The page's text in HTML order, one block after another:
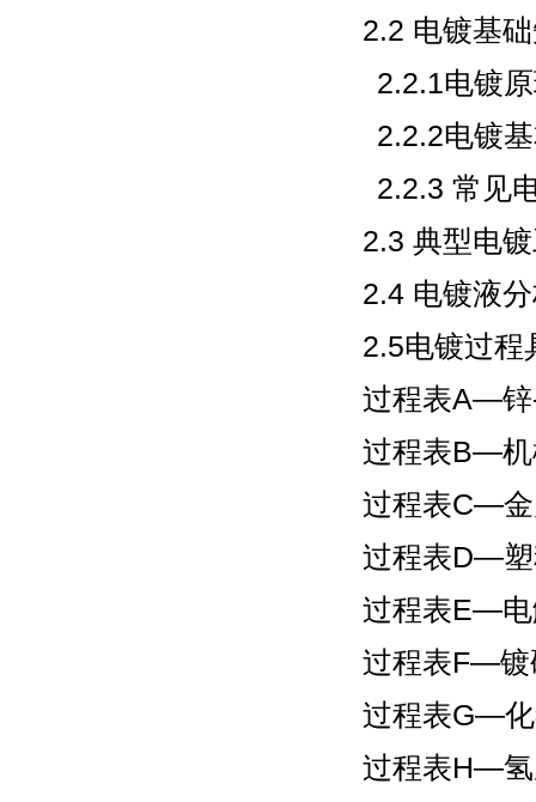
2.2 电镀基
2.2.1电镀
2.2.2电镀
2.2.3 常见
2.3 典型电
2.4 电镀液
2.5电镀过程
过程表A—锌
过程表B—机
过程表C—金
过程表D—塑
过程表E—电
过程表F—镀
过程表G—
过程表H—